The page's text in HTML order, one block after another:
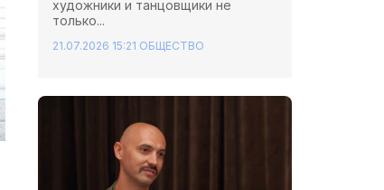
художники и танцовщики не
только...
21.07.2026 15:21 ОБЩЕСТВО